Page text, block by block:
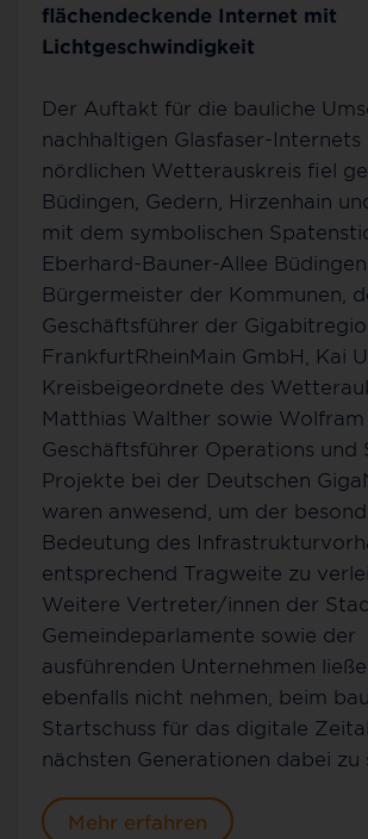
flächendeckende Internet mit
Lichtgeschwindigkeit
Der Auftakt für die bauliche
nachhaltigen Glasfaser-Internets
nördlichen Wetterauskreis fiel
Büdingen, Gedern, Hirzenhain
mit dem symbolischen
Eberhard-Bauner-Allee
Bürgermeister der Kommunen,
Geschäftsführer der
FrankfurtRheinMain GmbH, Kai
Kreisbeigeordnete des
Matthias Walther sowie Wolfram
Geschäftsführer Operations und
Projekte bei der Deutschen
waren anwesend, um der
Bedeutung des
entsprechend Tragweite zu
Weitere Vertreter/innen der
Gemeindeparlamente sowie der
ausführenden Unternehmen
ebenfalls nicht nehmen, beim
Startschuss für das digitale
nächsten Generationen dabei zu
Mehr erfahren